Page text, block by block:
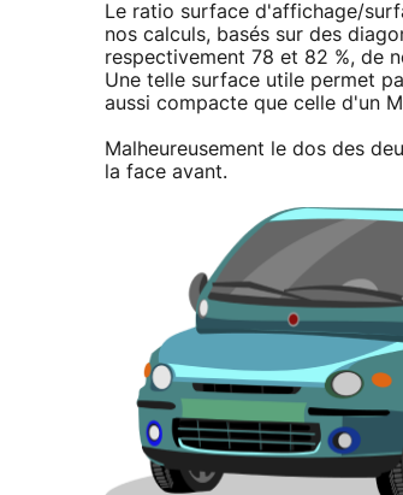
Le ratio surface d'affichage/
nos calculs, basés sur des
respectivement 78 et 82 %, de
Une telle surface utile permet
aussi compacte que celle d'un
Malheureusement le dos des
la face avant.